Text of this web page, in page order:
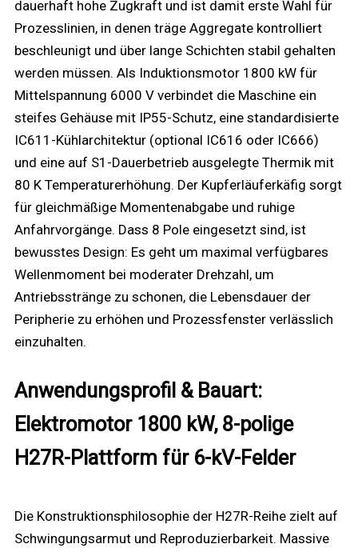
dauerhaft hohe Zugkraft und ist damit erste Wahl für
Prozesslinien, in denen träge Aggregate kontrolliert
beschleunigt und über lange Schichten stabil gehalten
werden müssen. Als Induktionsmotor 1800 kW für
Mittelspannung 6000 V verbindet die Maschine ein
steifes Gehäuse mit IP55-Schutz, eine standardisierte
IC611-Kühlarchitektur (optional IC616 oder IC666)
und eine auf S1-Dauerbetrieb ausgelegte Thermik mit
80 K Temperaturerhöhung. Der Kupferläuferkäfig sorgt
für gleichmäßige Momentenabgabe und ruhige
Anfahrvorgänge. Dass 8 Pole eingesetzt sind, ist
bewusstes Design: Es geht um maximal verfügbares
Wellenmoment bei moderater Drehzahl, um
Antriebsstränge zu schonen, die Lebensdauer der
Peripherie zu erhöhen und Prozessfenster verlässlich
einzuhalten.
Anwendungsprofil & Bauart:
Elektromotor 1800 kW, 8-polige
H27R-Plattform für 6-kV-Felder
Die Konstruktionsphilosophie der H27R-Reihe zielt auf
Schwingungsarmut und Reproduzierbarkeit. Massive